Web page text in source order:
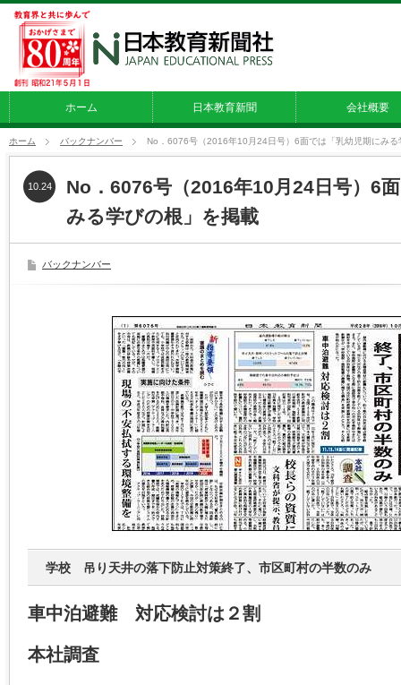
ホーム 日本教育新聞 会社概要
ホーム バックナンバー No．6076号（2016年10月24日号）6面では「乳幼児期にみる
No．6076号（2016年10月24日号）6
みる学びの根」を掲載
10.24
バックナンバー
学校 吊り天井の落下防止対策終了、市区町村の半数のみ
車中泊避難 対応検討は２割
本社調査